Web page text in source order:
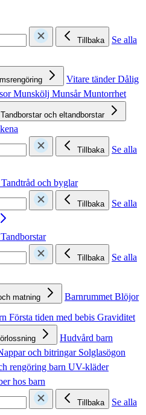
Tillbaka
Se alla
Vitare tänderDålig
Munskölj MunsårMuntorrhet
Tandborstar och eltandborstar
Tillbaka
Se alla
Tandtråd och byglar
Tillbaka
Se alla
Tandborstar
Tillbaka
Se alla
matning BarnrummetBlöjor
Första tiden med bebis Graviditet
Hudvård barn
och bitringar Solglasögon
rengöring barn UV-kläder
hos barn
Tillbaka
Se alla